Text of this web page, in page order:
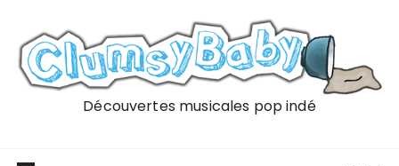
Découvertes musicales pop indé